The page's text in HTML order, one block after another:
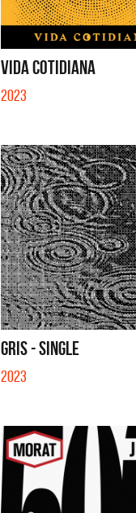
VIDA COTIDIANA
2023
GRIS - SINGLE
2023
Migrantes
SI NO ES CON VOS - SINGLE